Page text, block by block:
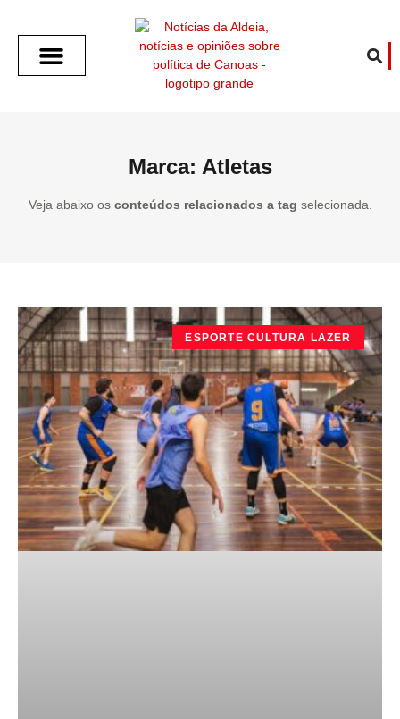
Marca: Atletas
Veja abaixo os conteúdos relacionados a tag selecionada.
ESPORTE CULTURA LAZER